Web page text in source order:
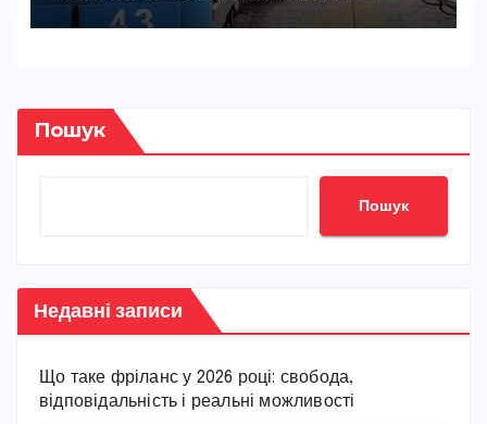
Пошук
Пошук
Недавні записи
Що таке фріланс у 2026 році: свобода,
відповідальність і реальні можливості